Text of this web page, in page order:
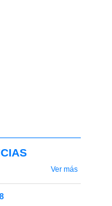
Ver más